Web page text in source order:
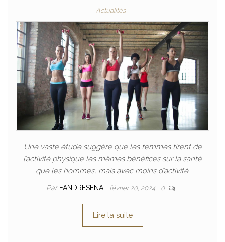
Actualités
Une vaste étude suggère que les femmes tirent de
l’activité physique les mêmes bénéfices sur la santé
que les hommes, mais avec moins d’activité.
Par FANDRESENA février 20, 2024 0
Lire la suite